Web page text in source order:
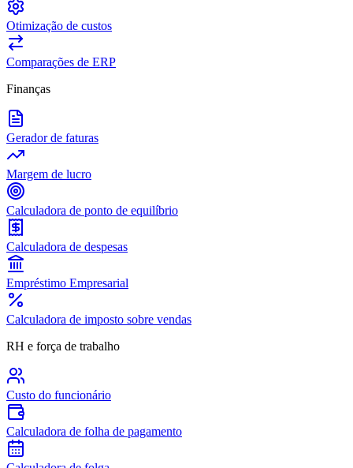
Otimização de custos
Comparações de ERP
Finanças
Gerador de faturas
Margem de lucro
Calculadora de ponto de equilíbrio
Calculadora de despesas
Empréstimo Empresarial
Calculadora de imposto sobre vendas
RH e força de trabalho
Custo do funcionário
Calculadora de folha de pagamento